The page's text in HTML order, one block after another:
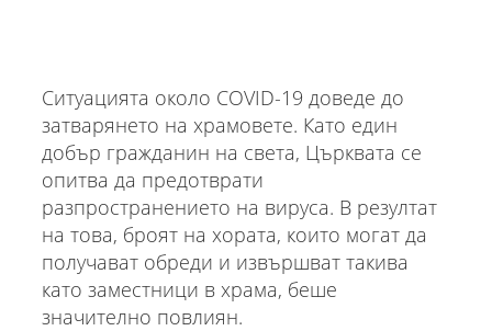
Ситуацията около COVID-19 доведе до
затварянето на храмовете. Като един
добър гражданин на света, Църквата се
опитва да предотврати
разпространението на вируса. В резултат
на това, броят на хората, които могат да
получават обреди и извършват такива
като заместници в храма, беше
значително повлиян.